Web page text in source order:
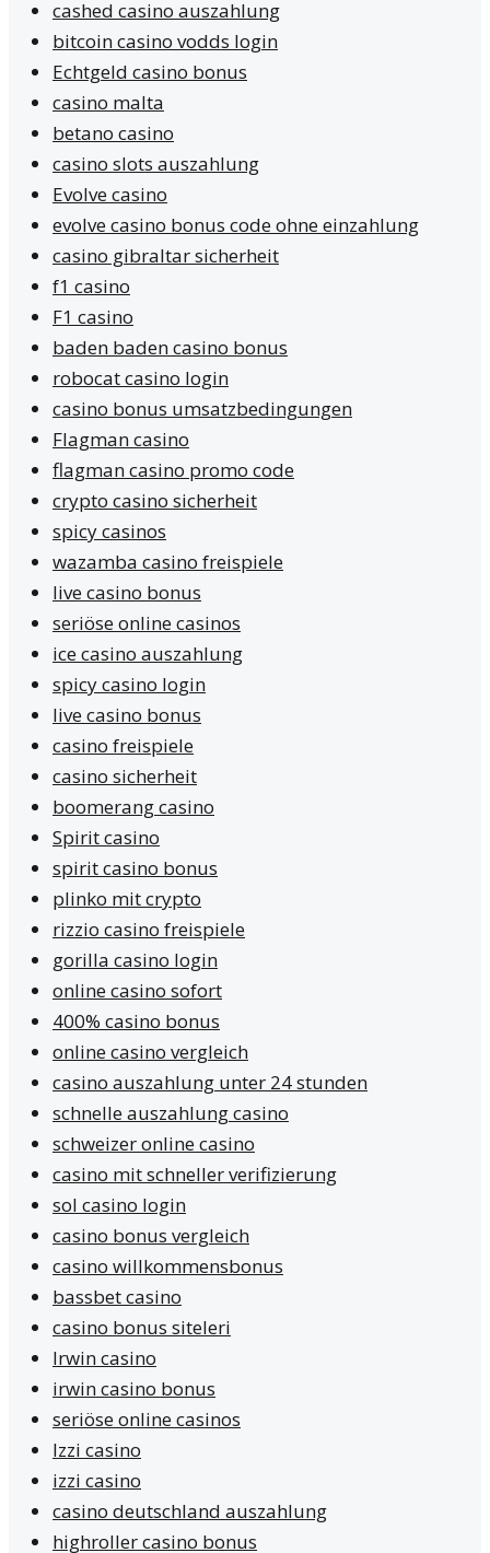
cashed casino auszahlung
bitcoin casino vodds login
Echtgeld casino bonus
casino malta
betano casino
casino slots auszahlung
Evolve casino
evolve casino bonus code ohne einzahlung
casino gibraltar sicherheit
f1 casino
F1 casino
baden baden casino bonus
robocat casino login
casino bonus umsatzbedingungen
Flagman casino
flagman casino promo code
crypto casino sicherheit
spicy casinos
wazamba casino freispiele
live casino bonus
seriöse online casinos
ice casino auszahlung
spicy casino login
live casino bonus
casino freispiele
casino sicherheit
boomerang casino
Spirit casino
spirit casino bonus
plinko mit crypto
rizzio casino freispiele
gorilla casino login
online casino sofort
400% casino bonus
online casino vergleich
casino auszahlung unter 24 stunden
schnelle auszahlung casino
schweizer online casino
casino mit schneller verifizierung
sol casino login
casino bonus vergleich
casino willkommensbonus
bassbet casino
casino bonus siteleri
Irwin casino
irwin casino bonus
seriöse online casinos
Izzi casino
izzi casino
casino deutschland auszahlung
highroller casino bonus